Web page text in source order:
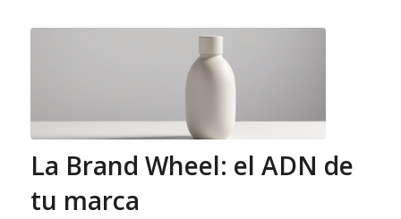
La Brand Wheel: el ADN de
tu marca